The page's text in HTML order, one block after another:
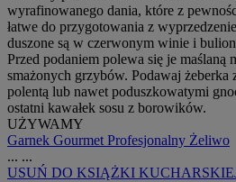
wyrafinowanego dania, które z
łatwe do przygotowania z
duszone są w czerwonym winie i
Przed podaniem polewa się je maślaną
smażonych grzybów. Podawaj żeberka
polentą lub nawet poduszkowatymi
ostatni kawałek sosu z borowików.
UŻYWAMY
Garnek Gourmet Profesjonalny Żeliwo
... ...
USUŃ DO KSIĄŻKI